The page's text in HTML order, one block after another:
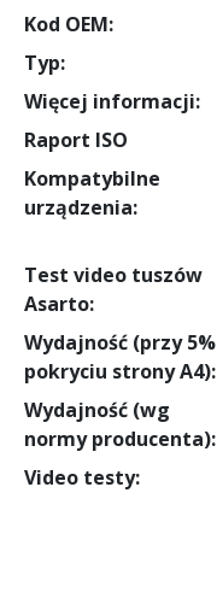
Kod OEM:
Typ:
Więcej informacji:
Raport ISO
Kompatybilne
urządzenia:
Test video tuszów
Asarto:
Wydajność (przy 5%
pokryciu strony A4):
Wydajność (wg
normy producenta):
Video testy: